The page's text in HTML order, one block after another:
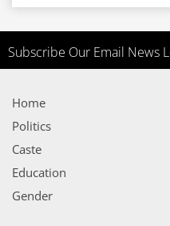
Subscribe Our Email News
Home
Politics
Caste
Education
Gender